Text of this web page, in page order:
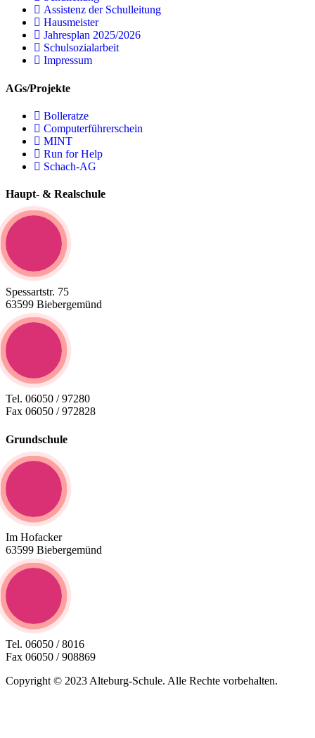
Assistenz der Schulleitung
Hausmeister
Jahresplan 2025/2026
Schulsozialarbeit
Impressum
AGs/Projekte
Bolleratze
Computerführerschein
MINT
Run for Help
Schach-AG
Haupt- & Realschule
Spessartstr. 75
63599 Biebergemünd
Tel. 06050 / 97280
Fax 06050 / 972828
Grundschule
Im Hofacker
63599 Biebergemünd
Tel. 06050 / 8016
Fax 06050 / 908869
Copyright © 2023 Alteburg-Schule. Alle Rechte vorbehalten.